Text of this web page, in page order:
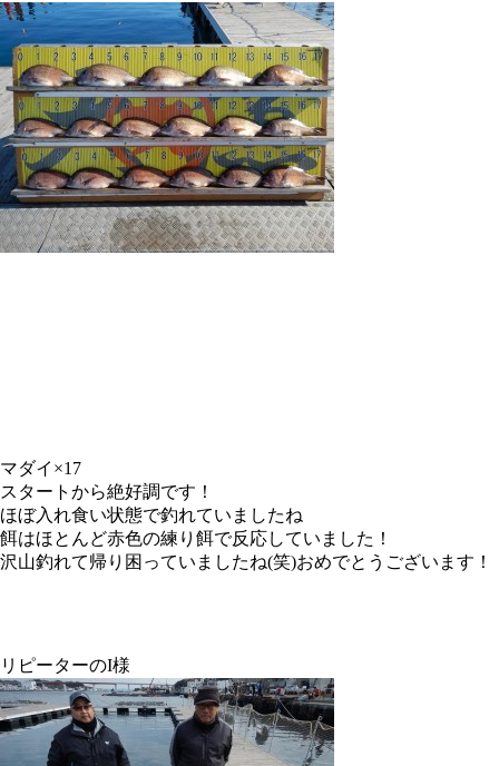
マダイ×17
スタートから絶好調です！
ほぼ入れ食い状態で釣れていましたね
餌はほとんど赤色の練り餌で反応していました！
沢山釣れて帰り困っていましたね(笑)おめでとうございます！
リピーターのI様